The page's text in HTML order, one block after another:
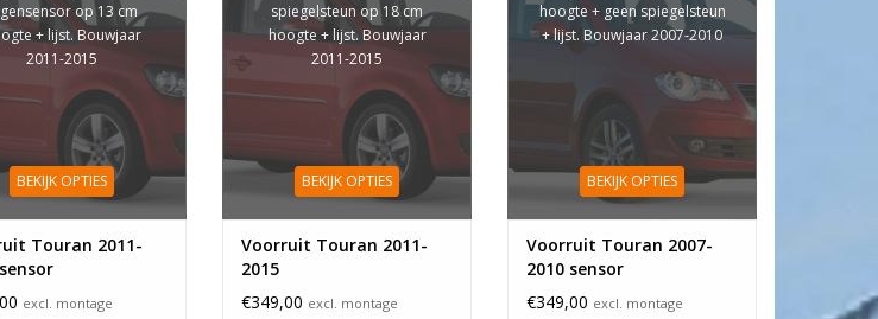
op 13 cm
+ lijst. Bouwjaar
2011-2015
BEKIJK OPTIES
Touran 2011-
excl. montage
spiegelsteun op 18 cm
hoogte + lijst. Bouwjaar
2011-2015
BEKIJK OPTIES
Voorruit Touran 2011-
2015
€349,00 excl. montage
hoogte + geen spiegelsteun
+ lijst. Bouwjaar 2007-2010
BEKIJK OPTIES
Voorruit Touran 2007-
2010 sensor
€349,00 excl. montage